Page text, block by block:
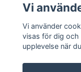
Vi
Vi använder
visas för dig och
upplevelse när